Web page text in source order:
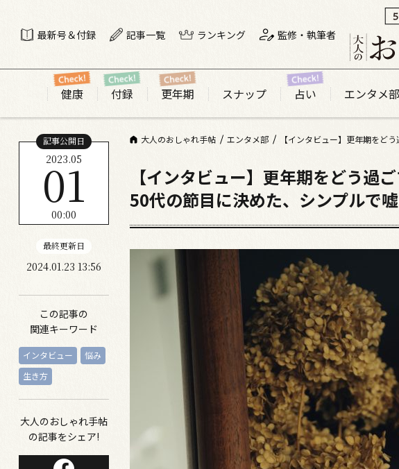
最新号＆付録 記事一覧 ランキング 監修・執筆者
健康 付録 更年期 スナップ 占い エンタメ部
大人のおしゃれ手帖 エンタメ部 【インタビュー】更年期をど
記事公開日
2023.05
01
00:00
最終更新日
2024.01.23 13:56
この記事の
関連キーワード
インタビュー
悩み
生き方
大人のおしゃれ手帖
の記事をシェア!
【インタビュー】更年期をどう過
50代の節目に決めた、シンプルで